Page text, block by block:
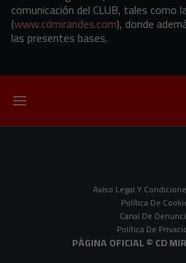
comunicación del CLUB, tales como
(www.cdmirandes.com), donde
las presentes bases.
Aviso Legal Y
Política De
Canal De
Política De
PÀGINA OFICIAL © CD